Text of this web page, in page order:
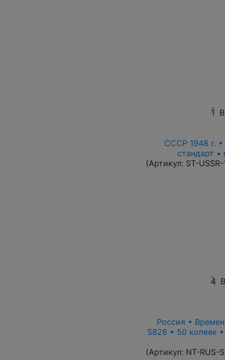
1
СССР 1948 г. •
стандарт
(Артикул: ST-
4
Россия •
S828 • 50 копеек
(Артикул: NT-RUS-